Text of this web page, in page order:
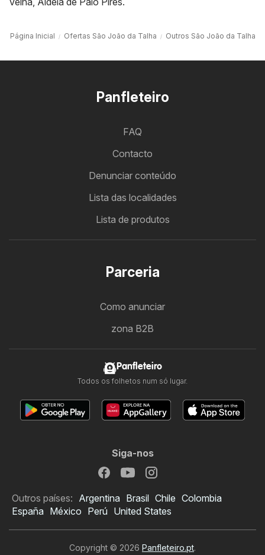
Página Inicial Ofertas São João da Talha Outros São João da Talha
Panfleteiro
FAQ
Contacto
Denunciar conteúdo
Lista das localidades
Lista de produtos
Parceria
Como anunciar
zona B2B
Panfleteiro
Todos os folhetos num só lugar.
Siga-nos
Outros países: Argentina Brasil Chile Colombia
España México Perú United States
Copyright © 2026 Panfleteiro.pt.